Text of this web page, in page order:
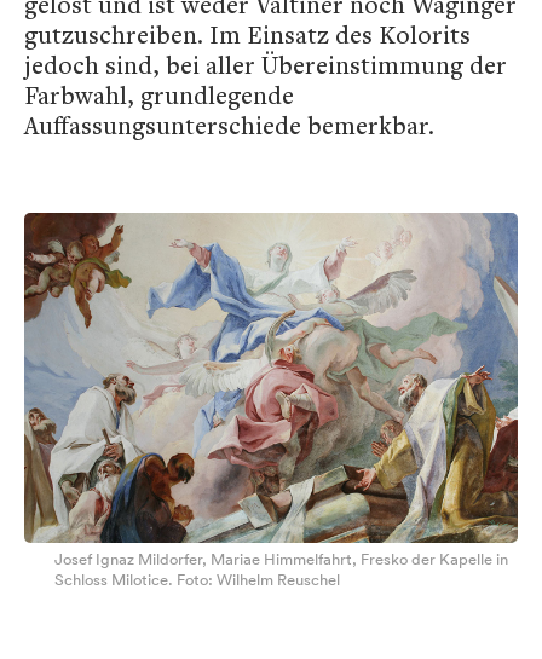
gutzuschreiben. Im Einsatz des Kolorits
jedoch sind, bei aller Übereinstimmung der
Farbwahl, grundlegende
Auffassungsunterschiede bemerkbar.
Josef Ignaz Mildorfer, Mariae Himmelfahrt, Fresko der Kapelle in
Schloss Milotice. Foto: Wilhelm Reuschel